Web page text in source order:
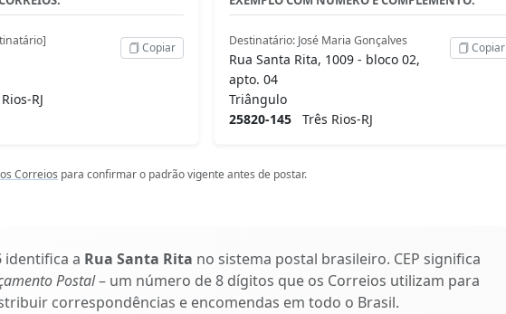
RJ
Copiar Destinatário: José Maria Gonçalves
Rua Santa Rita, 1009 - bloco 02,
apto. 04
Triângulo
25820-145 Três Rios-RJ
Copiar
Correios para confirmar o padrão vigente antes de postar.
identifica a Rua Santa Rita no sistema postal brasileiro. CEP significa
Postal– um número de 8 dígitos que os Correios utilizam para
correspondências e encomendas em todo o Brasil.